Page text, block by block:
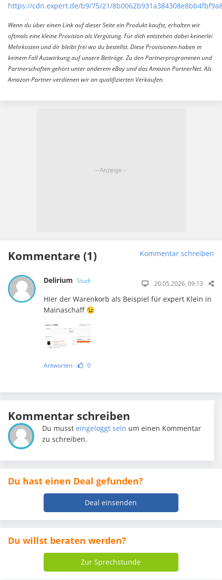
https://cdn.expert.de/b9/75/21/
Wenn du über einen Link auf dieser Seite ein Produkt kaufst, erhalten wir
oftmals eine kleine Provision als Vergütung. Für dich entstehen dabei keinerlei
Mehrkosten und dir bleibt frei wo du bestellst. Diese Provisionen haben in
keinem Fall Auswirkung auf unsere Beiträge. Zu den Partnerprogrammen und
Partnerschaften gehört unter anderem eBay und das Amazon PartnerNet. Als
Amazon-Partner verdienen wir an qualifizierten Verkäufen.
Kommentare (1) Kommentar schreiben
Delirium Studi 20.05.2026, 09:13
Hier der Warenkorb als Beispiel für expert Klein in
Mainaschaff 😉
Antworten 0
Kommentar schreiben
Du mussteingeloggt sein um einen Kommentar
zu schreiben.
Du hast einen Deal gefunden?
Deal einsenden
Du willst beraten werden?
Zur Sprechstunde